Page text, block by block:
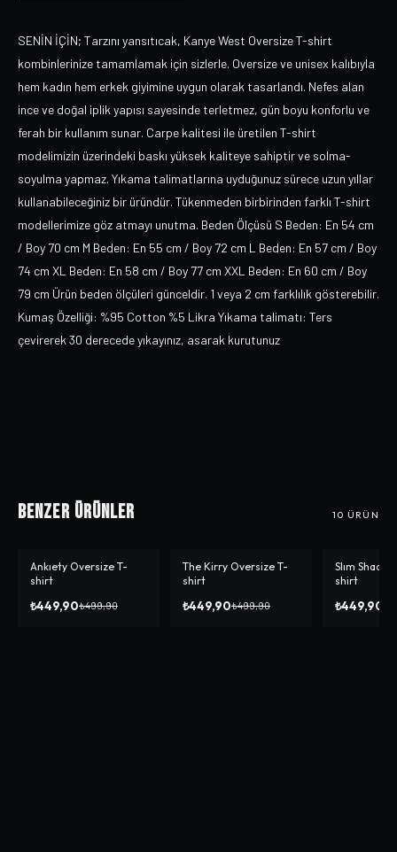
SENİN İÇİN; Tarzını yansıtıcak, Kanye West Oversize T-shirt
kombinlerinize tamamlamak için sizlerle. Oversize ve unisex kalıbıyla
hem kadın hem erkek giyimine uygun olarak tasarlandı. Nefes alan
ince ve doğal iplik yapısı sayesinde terletmez, gün boyu konforlu ve
ferah bir kullanım sunar. Carpe kalitesi ile üretilen T-shirt
modelimizin üzerindeki baskı yüksek kaliteye sahiptir ve solma-
soyulma yapmaz. Yıkama talimatlarına uyduğunuz sürece uzun yıllar
kullanabileceğiniz bir üründür. Tükenmeden birbirinden farklı T-shirt
modellerimize göz atmayı unutma. Beden Ölçüsü S Beden: En 54 cm
/ Boy 70 cm M Beden: En 55 cm / Boy 72 cm L Beden: En 57 cm / Boy
74 cm XL Beden: En 58 cm / Boy 77 cm XXL Beden: En 60 cm / Boy
79 cm Ürün beden ölçüleri günceldir. 1 veya 2 cm farklılık gösterebilir.
Kumaş Özelliği: %95 Cotton %5 Likra Yıkama talimatı: Ters
çevirerek 30 derecede yıkayınız, asarak kurutunuz
Benzer Ürünler 10 ÜRÜN
-%10
Ankıety Oversize T-
shirt
₺449,90₺499,90
-%10
The Kirry Oversize T-
shirt
₺449,90₺499,90
-%10
Slım Shady
shirt
₺449,90